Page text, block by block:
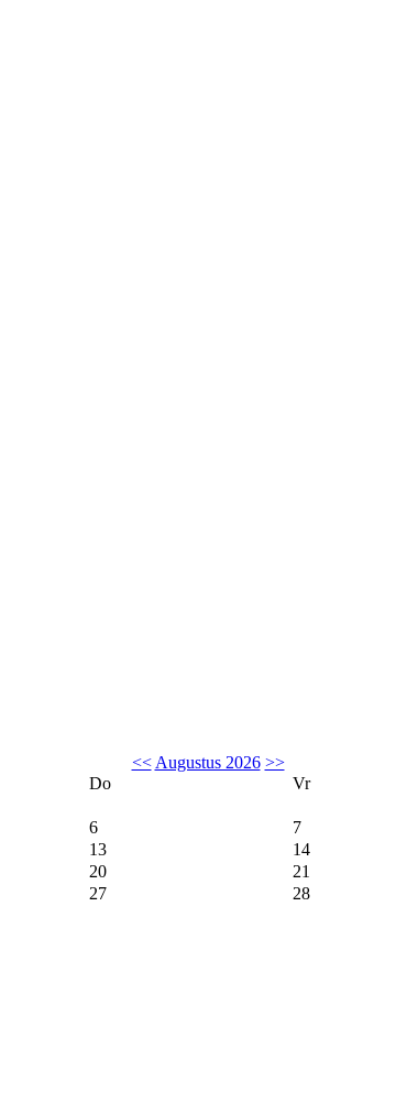
<< Augustus 2026 >>
Do Vr
6 7
13 14
20 21
27 28